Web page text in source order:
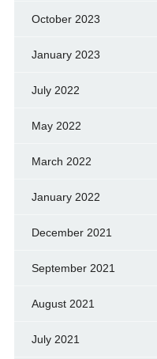
October 2023
January 2023
July 2022
May 2022
March 2022
January 2022
December 2021
September 2021
August 2021
July 2021